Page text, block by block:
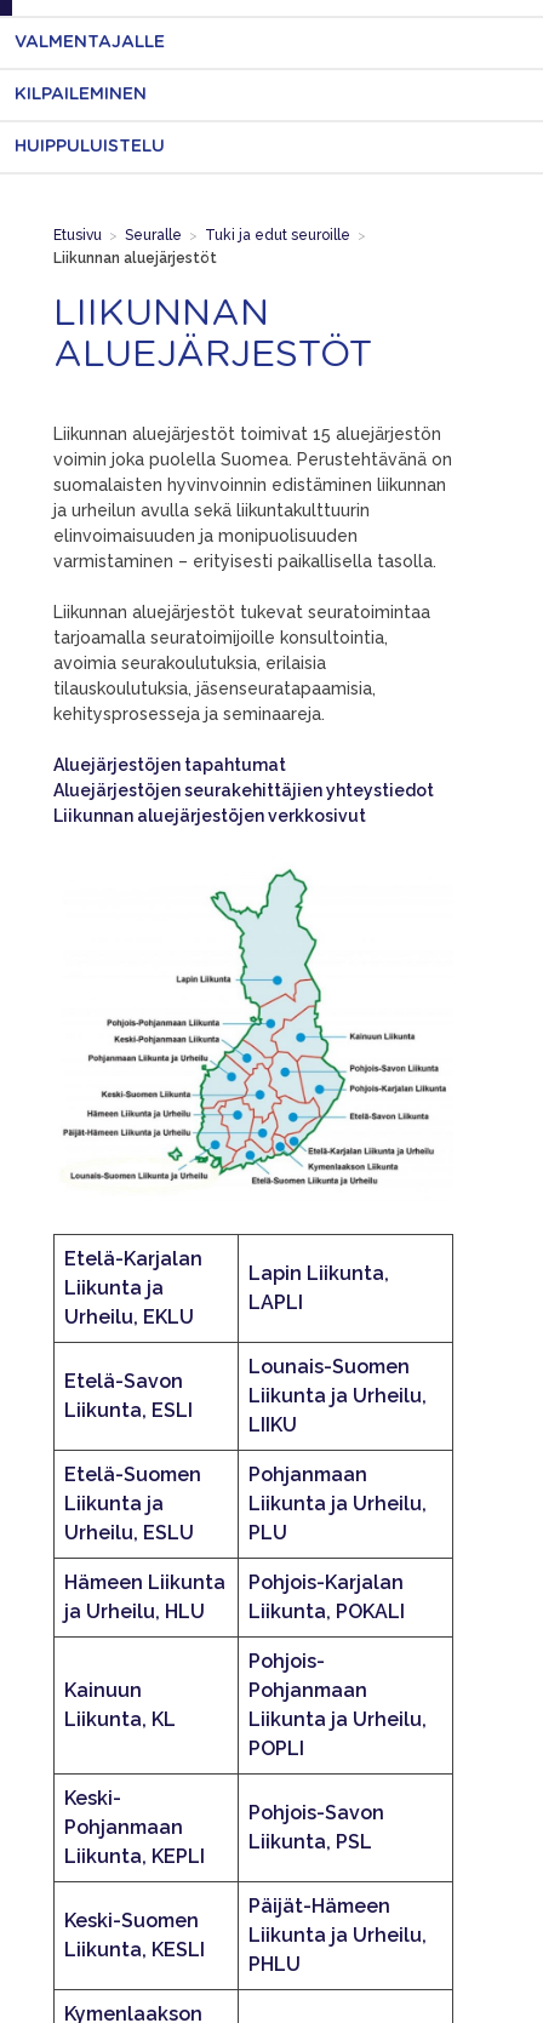
VALMENTAJALLE
KILPAILEMINEN
HUIPPULUISTELU
Etusivu > Seuralle > Tuki ja edut seuroille >
Liikunnan aluejärjestöt
LIIKUNNAN
ALUEJÄRJESTÖT
Liikunnan aluejärjestöt toimivat 15 aluejärjestön
voimin joka puolella Suomea. Perustehtävänä on
suomalaisten hyvinvoinnin edistäminen liikunnan
ja urheilun avulla sekä liikuntakulttuurin
elinvoimaisuuden ja monipuolisuuden
varmistaminen – erityisesti paikallisella tasolla.
Liikunnan aluejärjestöt tukevat seuratoimintaa
tarjoamalla seuratoimijoille konsultointia,
avoimia seurakoulutuksia, erilaisia
tilauskoulutuksia, jäsenseuratapaamisia,
kehitysprosesseja ja seminaareja.
Aluejärjestöjen tapahtumat
Aluejärjestöjen seurakehittäjien yhteystiedot
Liikunnan aluejärjestöjen verkkosivut
Etelä-Karjalan
Liikunta ja
Urheilu, EKLU
Lapin Liikunta,
LAPLI
Etelä-Savon
Liikunta, ESLI
Lounais-Suomen
Liikunta ja Urheilu,
LIIKU
Etelä-Suomen
Liikunta ja
Urheilu, ESLU
Pohjanmaan
Liikunta ja Urheilu,
PLU
Hämeen Liikunta
ja Urheilu, HLU
Pohjois-Karjalan
Liikunta, POKALI
Kainuun
Liikunta, KL
Pohjois-
Pohjanmaan
Liikunta ja Urheilu,
POPLI
Keski-
Pohjanmaan
Liikunta, KEPLI
Pohjois-Savon
Liikunta, PSL
Keski-Suomen
Liikunta, KESLI
Päijät-Hämeen
Liikunta ja Urheilu,
PHLU
Kymenlaakson